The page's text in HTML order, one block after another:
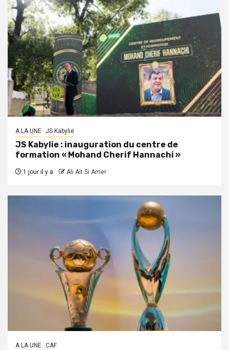
A LA UNE JS Kabylie
JS Kabylie : inauguration du centre de
formation « Mohand Cherif Hannachi »
1 jour il y a Ali Ait Si Amer
A LA UNE CAF